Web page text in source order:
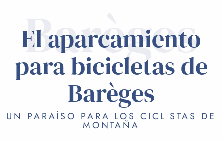
Barèges
El aparcamiento
para bicicletas de
Barèges
UN PARAÍSO PARA LOS CICLISTAS DE
MONTAÑA